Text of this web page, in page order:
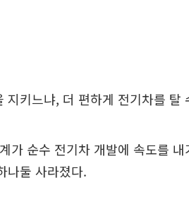
지키느냐, 더 편하게 전기차를
가 순수 전기차 개발에 속도를
나둘 사라졌다.